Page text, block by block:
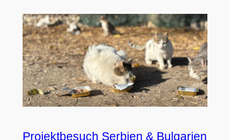
Projektbesuch Serbien & Bulgarien